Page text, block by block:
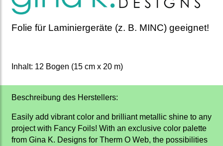
Folie für Laminiergeräte (z. B. MINC) geeignet!
Inhalt: 12 Bogen (15 cm x 20 m)
Beschreibung des Herstellers:
Easily add vibrant color and brilliant metallic shine to any
project with Fancy Foils! With an exclusive color palette
from Gina K. Designs for Therm O Web, the possibilities